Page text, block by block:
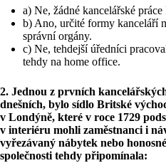
a) Ne, žádné kancelářské
b) Ano, určité formy kanceláří
správní orgány.
c) Ne, tehdejší úředníci
tehdy na home office.
2. Jednou z prvních
dnešních, bylo sídlo Britské
v Londýně, které v roce 1729
v interiéru mohli zaměstnanci i
vyřezávaný nábytek nebo
společnosti tehdy připomínala: